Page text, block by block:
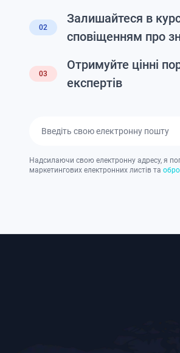
02
Залишайтеся в
сповіщенням про
03
Отримуйте цінні
експертів
Надсилаючи свою електронну адресу, я
маркетингових електронних листів та